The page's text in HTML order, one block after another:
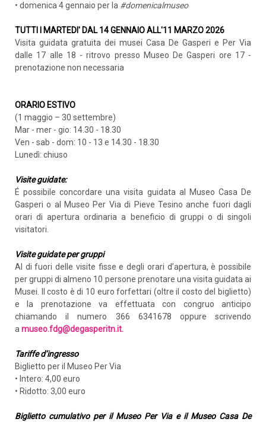
• domenica 4 gennaio per la #domenicalmuseo
TUTTI I MARTEDI' DAL 14 GENNAIO ALL'11 MARZO 2026
Visita guidata gratuita dei musei Casa De Gasperi e Per Via
dalle 17 alle 18 - ritrovo presso Museo De Gasperi ore 17 -
prenotazione non necessaria
ORARIO ESTIVO
(1 maggio – 30 settembre)
Mar - mer - gio: 14.30 - 18.30
Ven - sab - dom: 10 - 13 e 14.30 - 18.30
Lunedì: chiuso
Visite guidate:
É possibile concordare una visita guidata al Museo Casa De
Gasperi o al Museo Per Via di Pieve Tesino anche fuori dagli
orari di apertura ordinaria a beneficio di gruppi o di singoli
visitatori.
Visite guidate per gruppi
Al di fuori delle visite fisse e degli orari d’apertura, è possibile
per gruppi di almeno 10 persone prenotare una visita guidata ai
Musei. Il costo è di 10 euro forfettari (oltre il costo del biglietto)
e la prenotazione va effettuata con congruo anticipo
chiamando il numero 366 6341678 oppure scrivendo
a museo.fdg@degasperitn.it.
Tariffe d’ingresso
Biglietto per il Museo Per Via
• Intero: 4,00 euro
• Ridotto: 3,00 euro
Biglietto cumulativo per il Museo Per Via e il Museo Casa De